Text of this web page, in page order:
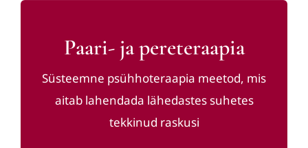
Paari- ja pereteraapia
Süsteemne psühhoteraapia meetod, mis
aitab lahendada lähedastes suhetes
tekkinud raskusi